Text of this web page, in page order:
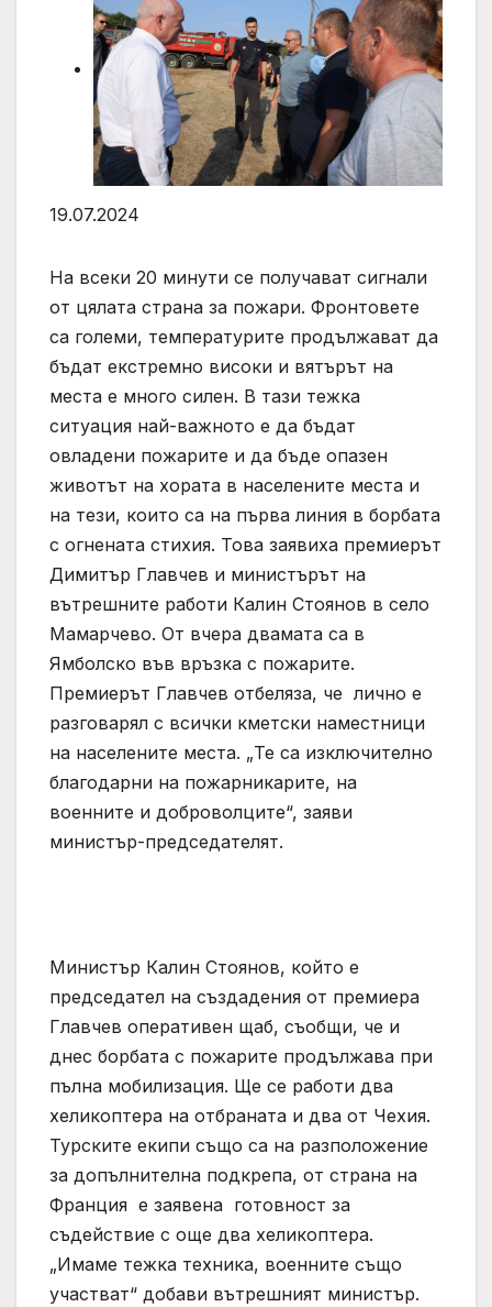
19.07.2024
На всеки 20 минути се получават сигнали
от цялата страна за пожари. Фронтовете
са големи, температурите продължават да
бъдат екстремно високи и вятърът на
места е много силен. В тази тежка
ситуация най-важното е да бъдат
овладени пожарите и да бъде опазен
животът на хората в населените места и
на тези, които са на първа линия в борбата
с огнената стихия. Това заявиха премиерът
Димитър Главчев и министърът на
вътрешните работи Калин Стоянов в село
Мамарчево. От вчера двамата са в
Ямболско във връзка с пожарите.
Премиерът Главчев отбеляза, че лично е
разговарял с всички кметски наместници
на населените места. „Те са изключително
благодарни на пожарникарите, на
военните и доброволците“, заяви
министър-председателят.
Министър Калин Стоянов, който е
председател на създадения от премиера
Главчев оперативен щаб, съобщи, че и
днес борбата с пожарите продължава при
пълна мобилизация. Ще се работи два
хеликоптера на отбраната и два от Чехия.
Турските екипи също са на разположение
за допълнителна подкрепа, от страна на
Франция е заявена готовност за
съдействие с още два хеликоптера.
„Имаме тежка техника, военните също
участват“ добави вътрешният министър.